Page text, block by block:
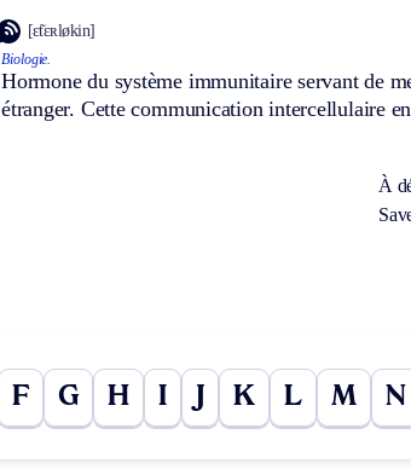
[ɛ̃tɛʀløkin]
Biologie.
Hormone du système immunitaire servant de
étranger. Cette communication intercellulaire
À
F G H I K L M N